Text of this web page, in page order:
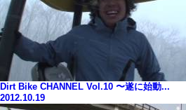
Dirt Bike CHANNEL Vol.10 〜遂に始動...
2012.10.19